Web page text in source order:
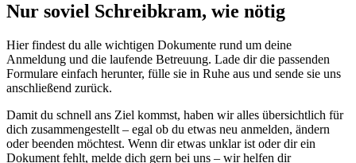
Nur soviel Schreibkram, wie nötig
Hier findest du alle wichtigen Dokumente rund um deine
Anmeldung und die laufende Betreuung. Lade dir die passenden
Formulare einfach herunter, fülle sie in Ruhe aus und sende sie uns
anschließend zurück.
Damit du schnell ans Ziel kommst, haben wir alles übersichtlich für
dich zusammengestellt – egal ob du etwas neu anmelden, ändern
oder beenden möchtest. Wenn dir etwas unklar ist oder dir ein
Dokument fehlt, melde dich gern bei uns – wir helfen dir